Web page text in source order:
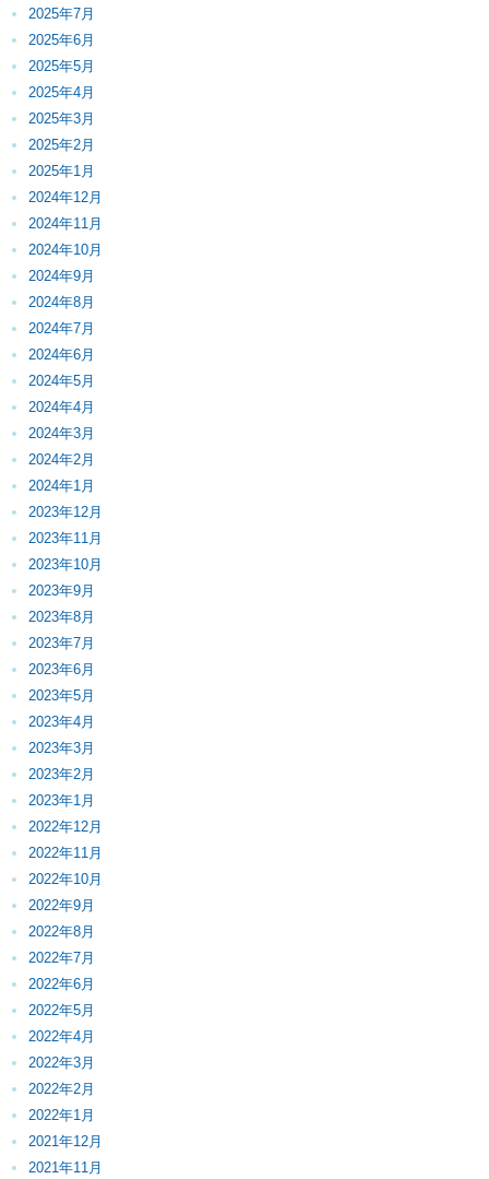
2025年7月
2025年6月
2025年5月
2025年4月
2025年3月
2025年2月
2025年1月
2024年12月
2024年11月
2024年10月
2024年9月
2024年8月
2024年7月
2024年6月
2024年5月
2024年4月
2024年3月
2024年2月
2024年1月
2023年12月
2023年11月
2023年10月
2023年9月
2023年8月
2023年7月
2023年6月
2023年5月
2023年4月
2023年3月
2023年2月
2023年1月
2022年12月
2022年11月
2022年10月
2022年9月
2022年8月
2022年7月
2022年6月
2022年5月
2022年4月
2022年3月
2022年2月
2022年1月
2021年12月
2021年11月